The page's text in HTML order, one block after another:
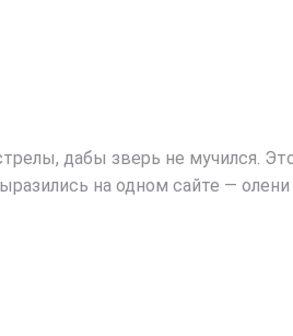
дабы зверь не мучился.
на одном сайте —